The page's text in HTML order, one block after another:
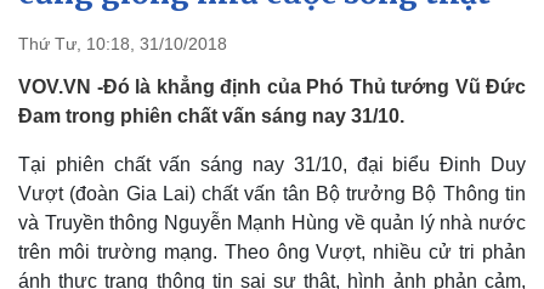
Tổ chức nhân sự
Nhận diện sự thật
Dự báo thời tiết
Việc làm
Biển đảo
Thứ Tư, 10:18, 31/10/2018
VOV.VN -Đó là khẳng định của Phó Thủ tướng Vũ Đức
Đam trong phiên chất vấn sáng nay 31/10.
Tại phiên chất vấn sáng nay 31/10, đại biểu Đinh Duy
Vượt (đoàn Gia Lai) chất vấn tân Bộ trưởng Bộ Thông tin
và Truyền thông Nguyễn Mạnh Hùng về quản lý nhà nước
trên môi trường mạng. Theo ông Vượt, nhiều cử tri phản
ánh thực trạng thông tin sai sự thật, hình ảnh phản cảm,